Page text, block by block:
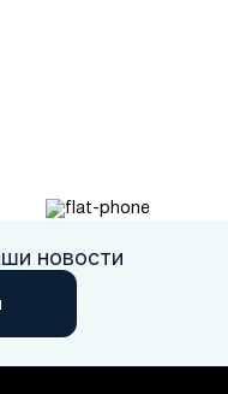
новости